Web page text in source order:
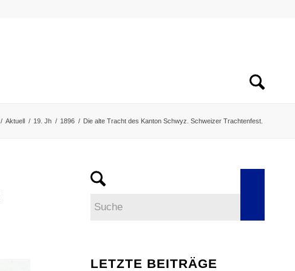
/ Aktuell / 19. Jh / 1896 / Die alte Tracht des Kanton Schwyz. Schweizer Trachtenfest.
LETZTE BEITRÄGE